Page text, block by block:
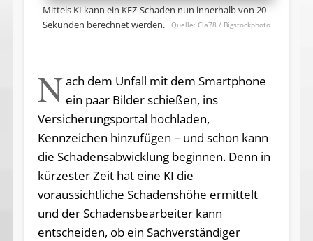
Mittels KI kann ein KFZ-Schaden nun innerhalb von 20
Sekunden berechnet werden.
Cla78 / Bigstockphoto
Nach dem Unfall mit dem Smartphone
ein paar Bilder schießen, ins
Versicherungsportal hochladen,
Kennzeichen hinzufügen – und schon kann
die Schadensabwicklung beginnen. Denn in
kürzester Zeit hat eine KI die
voraussichtliche Schadenshöhe ermittelt
und der Schadensbearbeiter kann
entscheiden, ob ein Sachverständiger